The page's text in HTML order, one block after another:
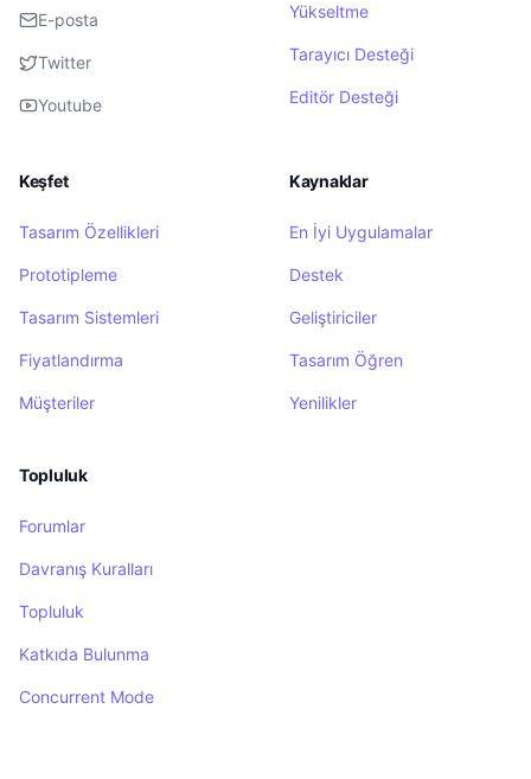
E-posta
Twitter
Youtube
Yükseltme
Tarayıcı Desteği
Editör Desteği
Keşfet
Tasarım Özellikleri
Prototipleme
Tasarım Sistemleri
Fiyatlandırma
Müşteriler
Kaynaklar
En İyi Uygulamalar
Destek
Geliştiriciler
Tasarım Öğren
Yenilikler
Topluluk
Forumlar
Davranış Kuralları
Topluluk
Katkıda Bulunma
Concurrent Mode